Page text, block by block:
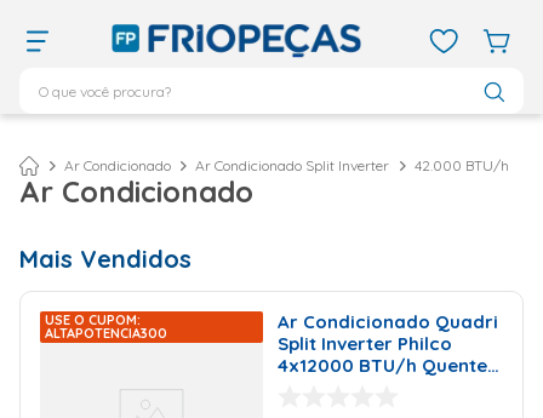
Ar Condicionado Ar Condicionado Split Inverter 42.000 BTU/h
Ar Condicionado
Mais Vendidos
USE O CUPOM:
ALTAPOTENCIA300
Ar Condicionado Quadri
Split Inverter Philco
4x12000 BTU/h Quente e
2º ar condicionado 9000
4º ar condicionado 18000
5º geladeira
daikin